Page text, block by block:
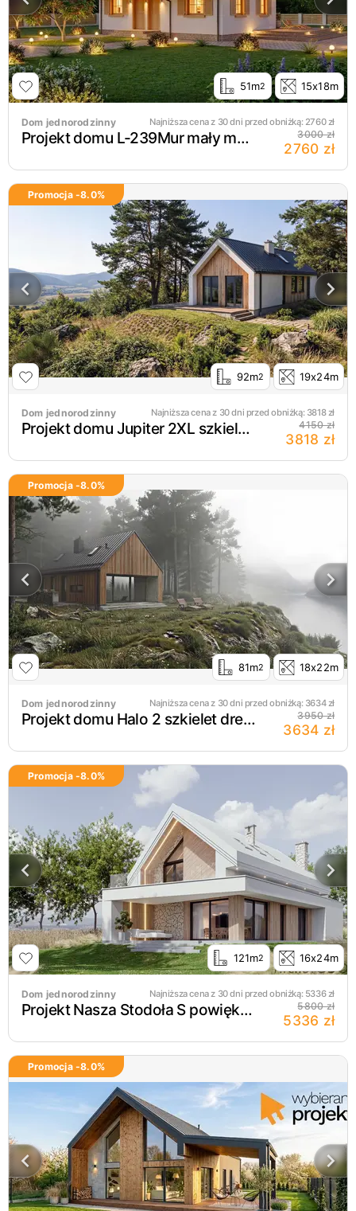
wytycznymi Prawa Budowlanego oraz
rygorystycznymi normami efektywności
energetycznej.
51m2 15x18m
Dom jednorodzinny Najniższa cena z 30 dni przed obniżką: 2760zł
Projekt domu L-239Mur mały murowany dom parterowy 3000 zł
2760 zł
Promocja -8.0%
92m2 19x24m
Dom jednorodzinny Najniższa cena z 30 dni przed obniżką: 3818zł
Projekt domu Jupiter 2XL szkielet drewniany 4150 zł
3818 zł
Promocja -8.0%
81m2 18x22m
Dom jednorodzinny Najniższa cena z 30 dni przed obniżką: 3634zł
Projekt domu Halo 2 szkielet drewniany 3950 zł
3634 zł
Promocja -8.0%
121m2 16x24m
Dom jednorodzinny Najniższa cena z 30 dni przed obniżką: 5336zł
Projekt Nasza Stodoła S powiększona szkielet drewaniany 5800 zł
5336 zł
Promocja -8.0%